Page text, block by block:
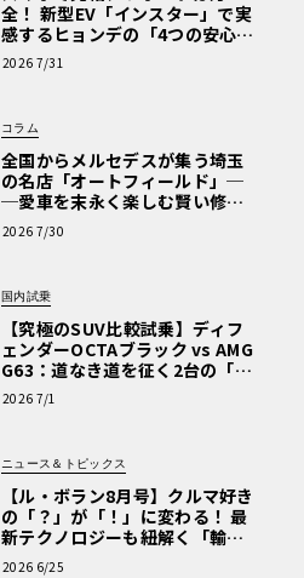
全！ 新型EV「インスター」で実
感するヒョンデの「4つの安心」
【第1回・ヒョンデ6つの疑問：
Why? Hyundai?】〈PR〉
2026 7/31
コラム
全国からメルセデスが集う埼玉
の名店「オートフィールド」─
─愛車を末永く楽しむ賢い修理
術と、プロがフックス製オイル
を選ぶ理由〈PR〉
2026 7/30
国内試乗
【究極のSUV比較試乗】ディフ
ェンダーOCTAブラック vs AMG
G63：道なき道を征く2台の「対
極的アプローチ」
2026 7/1
ニュース＆トピックス
【ル・ボラン8月号】クルマ好き
の「？」が「！」に変わる！ 最
新テクノロジーも紐解く「輸入
車Q&A」
2026 6/25